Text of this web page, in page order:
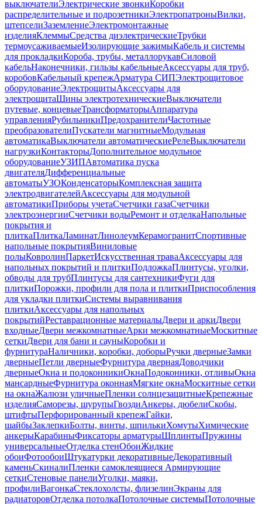
выключателиЭлектрические звонкиКоробки
распределительные и подрозетникиЭлектропатроныВилки,
штепселиЗаземлениеЭлектромонтажные
изделияКлеммыСредства диэлектрическиеТрубки
термоусаживаемыеИзолирующие зажимыКабель и системы
для прокладкиКороба, трубы, металлорукавСиловой
кабельНаконечники, гильзы кабельныеАксессуары для труб,
коробовКабельный крепежАрматура СИПЭлектрощитовое
оборудованиеЭлектрощитыАксессуары для
электрощитаШины электротехническиеВыключатели
путевые, концевыеТрансформаторыАппаратура
управленияРубильникиПредохранителиЧастотные
преобразователиПускатели магнитныеМодульная
автоматикаВыключатели автоматическиеРелеВыключатели
нагрузкиКонтакторыДополнительное модульное
оборудованиеУЗИПАвтоматика пуска
двигателяДифференциальные
автоматыУЗОКонденсаторыКомплексная защита
электродвигателейАксессуары для модульной
автоматикиПриборы учетаСчетчики газаСчетчики
электроэнергииСчетчики водыРемонт и отделкаНапольные
покрытия и
плиткаПлиткаЛаминатЛинолеумКерамогранитСпортивные
напольные покрытияВиниловые
полыКовролинПаркетИскусственная траваАксессуары для
напольных покрытий и плиткиПодложкаПлинтусы, уголки,
обводы для трубПлинтусы для сантехникиФуги для
плиткиПорожки, профили для пола и плиткиПриспособления
для укладки плиткиСистемы выравнивания
плиткиАксессуары для напольных
покрытийРеставрационные материалыДвери и аркиДвери
входныеДвери межкомнатныеАрки межкомнатныеМоскитные
сеткиДвери для бани и сауныКоробки и
фурнитураНаличники, коробки, доборыРучки дверныеЗамки
дверныеПетли дверныеФурнитура двернаяДоводчики
дверныеОкна и подоконникиОкнаПодоконники, отливыОкна
мансардныеФурнитура оконнаяМягкие окнаМоскитные сетки
на окнаЖалюзи уличныеПленки солнцезащитныеКрепежные
изделияСаморезы, шурупыГвоздиАнкеры, дюбелиСкобы,
штифтыПерфорированный крепежГайки,
шайбыЗаклепкиБолты, винты, шпилькиХомутыХимические
анкерыКарабиныФиксаторы арматурыШплинтыПружины
универсальныеОтделка стенОбоиЖидкие
обоиФотообоиШтукатурки декоративныеДекоративный
каменьСкиналиПленки самоклеящиеся Армирующие
сеткиСтеновые панелиУголки, маяки,
профилиВагонкаСтеклохолсты, флизелинЭкраны для
радиаторовОтделка потолкаПотолочные системыПотолочные